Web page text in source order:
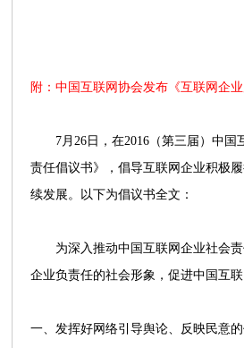
附：中国互联网协会发布《互联网企
7月26日，在2016（第三届）中国
责任倡议书》，倡导互联网企业积极
续发展。以下为倡议书全文：
为深入推动中国互联网企业社会责
企业负责任的社会形象，促进中国互
一、发挥好网络引导舆论、反映民意